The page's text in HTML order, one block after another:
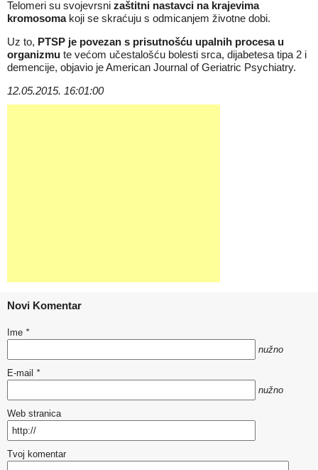
Telomeri su svojevrsni zaštitni nastavci na krajevima
kromosomakoji se skraćuju s odmicanjem životne dobi.
Uz to, PTSP je povezan s prisutnošću upalnih procesa u
organizmu te većom učestalošću bolesti srca, dijabetesa tipa 2 i
demencije, objavio je American Journal of Geriatric Psychiatry.
12.05.2015. 16:01:00
Novi Komentar
Ime *
nužno
E-mail *
nužno
Web stranica
Tvoj komentar